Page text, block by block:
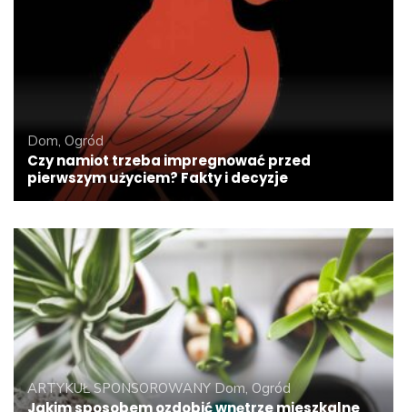
Dom, Ogród
Czy namiot trzeba impregnować przed
pierwszym użyciem? Fakty i decyzje
ARTYKUŁ SPONSOROWANY Dom, Ogród
Jakim sposobem ozdobić wnętrze mieszkalne